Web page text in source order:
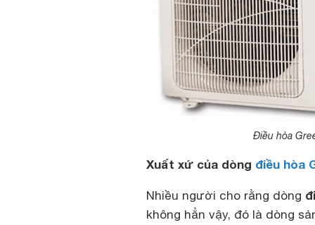
Điều hòa
Xuất xứ của dòng điều hòa
Nhiều người cho rằng dòng
không hẳn vậy, đó là dòng